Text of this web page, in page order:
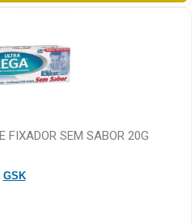
FIXADOR SEM SABOR 20G
GSK